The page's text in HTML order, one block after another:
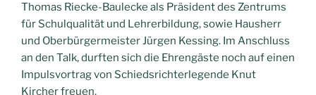
Thomas Riecke-Baulecke als Präsident des Zentrums
für Schulqualität und Lehrerbildung, sowie Hausherr
und Oberbürgermeister Jürgen Kessing. Im Anschluss
an den Talk, durften sich die Ehrengäste noch auf einen
Impulsvortrag von Schiedsrichterlegende Knut
Kircher freuen.